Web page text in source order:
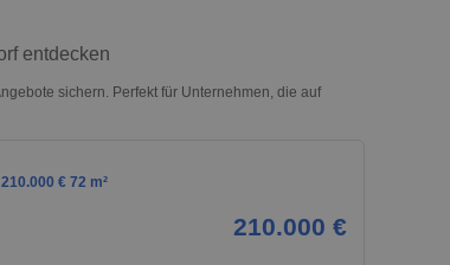
entdecken
sichern. Perfekt für Unternehmen, die auf
€ 72 m²
210.000 €